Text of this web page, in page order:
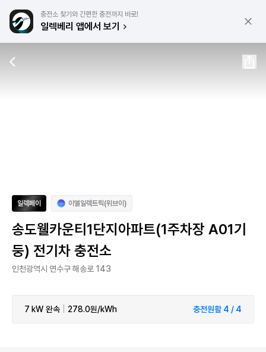
충전소 찾기와 간편한 충전까지 바로!
일렉베리 앱에서 보기
일렉페이 이엘일렉트릭(위브이)
송도웰카운티1단지아파트(1주차장 A01기
둥) 전기차 충전소
인천광역시 연수구 해송로 143
7 kW 완속 278.0원/kWh 충전원활 4 / 4